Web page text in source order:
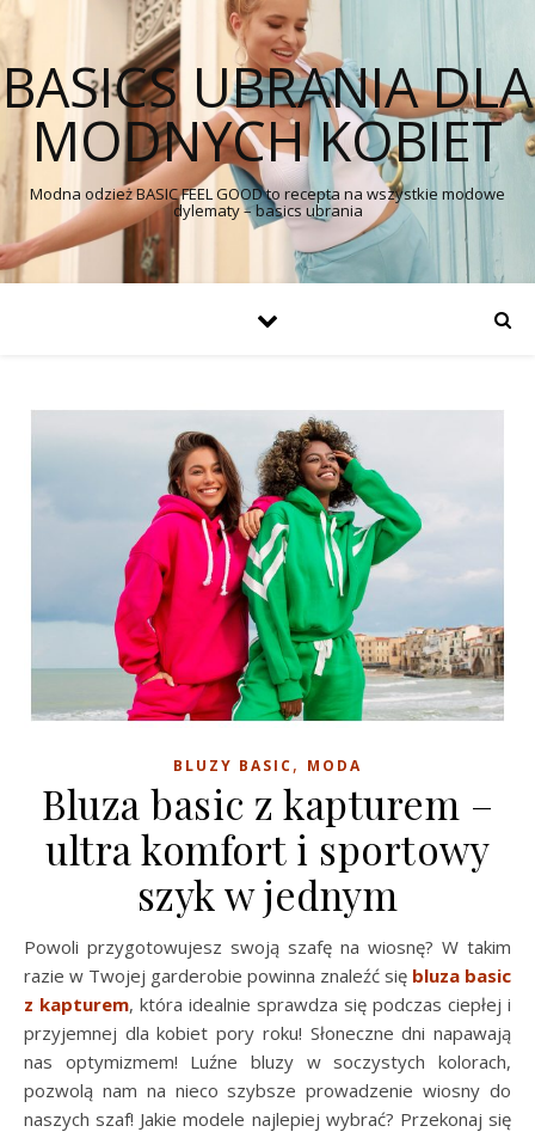
BASICS UBRANIA DLA
MODNYCH KOBIET
Modna odzież BASIC FEEL GOOD to recepta na wszystkie modowe
dylematy – basics ubrania
BLUZY BASIC, MODA
Bluza basic z kapturem –
ultra komfort i sportowy
szyk w jednym
Powoli przygotowujesz swoją szafę na wiosnę? W takim
razie w Twojej garderobie powinna znaleźć się bluza basic
z kapturem, która idealnie sprawdza się podczas ciepłej i
przyjemnej dla kobiet pory roku! Słoneczne dni napawają
nas optymizmem! Luźne bluzy w soczystych kolorach,
pozwolą nam na nieco szybsze prowadzenie wiosny do
naszych szaf! Jakie modele najlepiej wybrać? Przekonaj się